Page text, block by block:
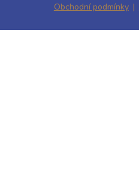
Obchodní podmínky